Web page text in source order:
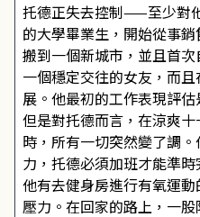
托德正失去控制——至少對
的大學畢業生，開始從事
搬到一個新城市，並且首
一個穩定交往的女友，而
展。他最初的工作表現評
但是對托德而言，在涼爽
時，所有一切突然變了調
力，托德必須加班才能準
他有去健身房進行有氧運
壓力。在回家的路上，一